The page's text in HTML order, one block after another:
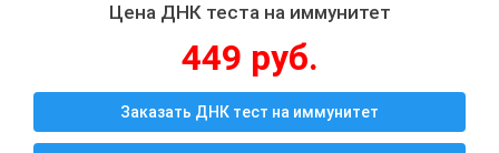
Цена ДНК теста на иммунитет
449 руб.
Заказать ДНК тест на иммунитет